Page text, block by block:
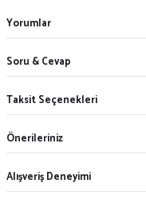
Yorumlar
Soru & Cevap
Taksit Seçenekleri
Önerileriniz
Alışveriş Deneyimi